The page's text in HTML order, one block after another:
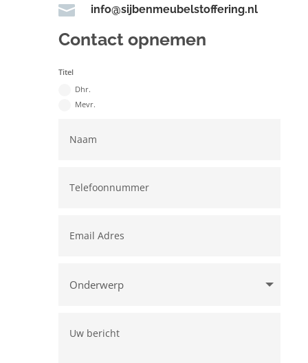
 info@sijbenmeubelstoffering.nl
Contact opnemen
Titel
Dhr.
Mevr.